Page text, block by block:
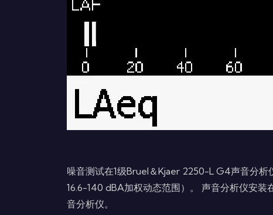
噪音测试在1级Bruel＆Kjaer 2250-L G4声音分析
16.6-140 dBA加权动态范围）。 声音分析仪安
音分析仪。